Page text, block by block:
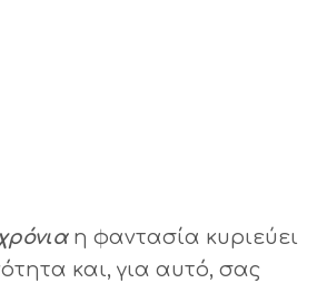
η φαντασία κυριεύει
και, για αυτό, σας